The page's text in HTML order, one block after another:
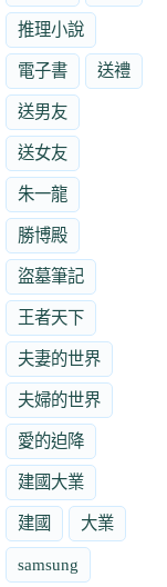
推理小說
電子書 送禮
送男友
送女友
朱一龍
勝博殿
盜墓筆記
王者天下
夫妻的世界
夫婦的世界
愛的迫降
建國大業
建國 大業
samsung